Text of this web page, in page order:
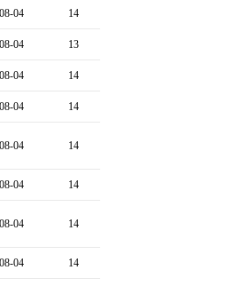
08-04 14
08-04 13
08-04 14
08-04 14
08-04 14
08-04 14
08-04 14
08-04 14